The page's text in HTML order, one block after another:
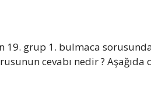
grup 1. bulmaca sorusunda
cevabı nedir ? Aşağıda